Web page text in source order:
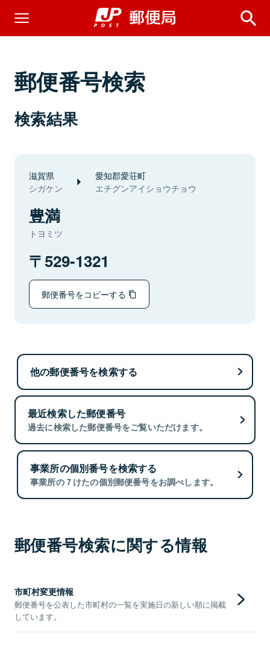
郵便番号検索
検索結果
滋賀県
シガケン
愛知郡愛荘町
エチグンアイショウチョウ
豊満
トヨミツ
529-1321
郵便番号をコピーする
他の郵便番号を検索する
最近検索した郵便番号
過去に検索した郵便番号をご覧いただけます。
事業所の個別番号を検索する
事業所の７けたの個別郵便番号をお調べします。
郵便番号検索に関する情報
市町村変更情報
郵便番号を公表した市町村の一覧を実施日の新しい順に掲載
しています。